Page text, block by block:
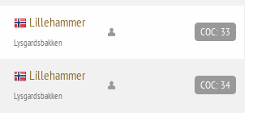
Lillehammer
Lysgardsbakken
COC: 33
Lillehammer
Lysgardsbakken
COC: 34